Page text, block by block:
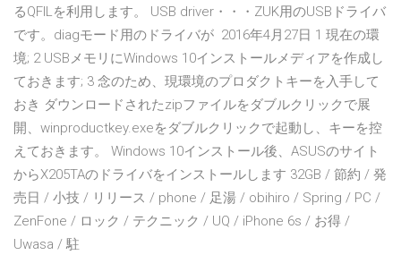
るQFILを利用します。 USB driver・・・ZUK用のUSBドライバ
です。diagモード用のドライバが 2016年4月27日 1 現在の環
境; 2 USBメモリにWindows 10インストールメディアを作成し
ておきます; 3 念のため、現環境のプロダクトキーを入手して
おき ダウンロードされたzipファイルをダブルクリックで展
開、winproductkey.exeをダブルクリックで起動し、キーを控
えておきます。 Windows 10インストール後、ASUSのサイト
からX205TAのドライバをインストールします 32GB / 節約 / 発
売日 / 小技 / リリース / phone / 足湯 / obihiro / Spring / PC /
ZenFone / ロック / テクニック / UQ / iPhone 6s / お得 /
Uwasa / 駐